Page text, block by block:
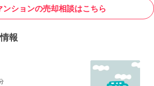
ンションの売却相談はこちら
報